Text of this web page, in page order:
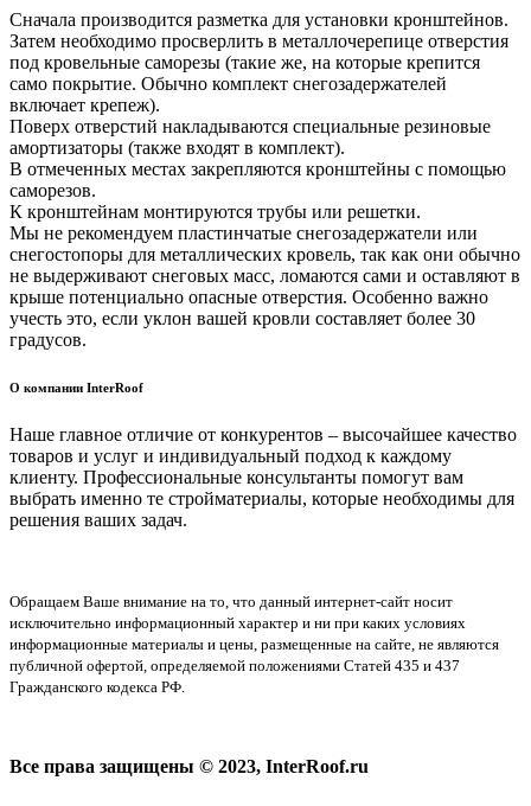
Сначала производится разметка для установки кронштейнов.
Затем необходимо просверлить в металлочерепице отверстия
под кровельные саморезы (такие же, на которые крепится
само покрытие. Обычно комплект снегозадержателей
включает крепеж).
Поверх отверстий накладываются специальные резиновые
амортизаторы (также входят в комплект).
В отмеченных местах закрепляются кронштейны с помощью
саморезов.
К кронштейнам монтируются трубы или решетки.
Мы не рекомендуем пластинчатые снегозадержатели или
снегостопоры для металлических кровель, так как они обычно
не выдерживают снеговых масс, ломаются сами и оставляют в
крыше потенциально опасные отверстия. Особенно важно
учесть это, если уклон вашей кровли составляет более 30
градусов.
О компании InterRoof
Наше главное отличие от конкурентов – высочайшее качество
товаров и услуг и индивидуальный подход к каждому
клиенту. Профессиональные консультанты помогут вам
выбрать именно те стройматериалы, которые необходимы для
решения ваших задач.
Обращаем Ваше внимание на то, что данный интернет-сайт носит
исключительно информационный характер и ни при каких условиях
информационные материалы и цены, размещенные на сайте, не являются
публичной офертой, определяемой положениями Статей 435 и 437
Гражданского кодекса РФ.
Все права защищены © 2023, InterRoof.ru